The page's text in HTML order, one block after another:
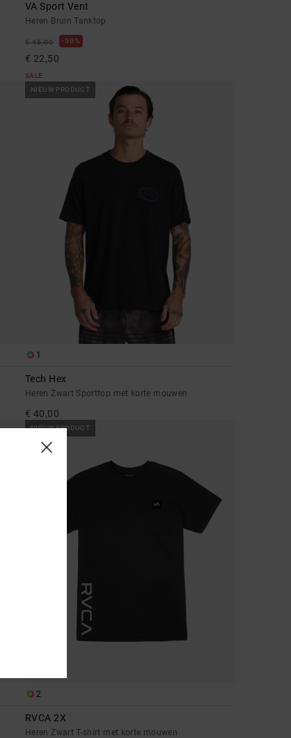
VA Sport Vent
Heren Bruin Tanktop
€ 45,00 50%
€ 22,50
SALE
NIEUW PRODUCT
1
Tech Hex
Heren Zwart Sporttop met korte mouwen
€ 40,00
NIEUW PRODUCT
2
RVCA 2X
Heren Zwart T-shirt met korte mouwen